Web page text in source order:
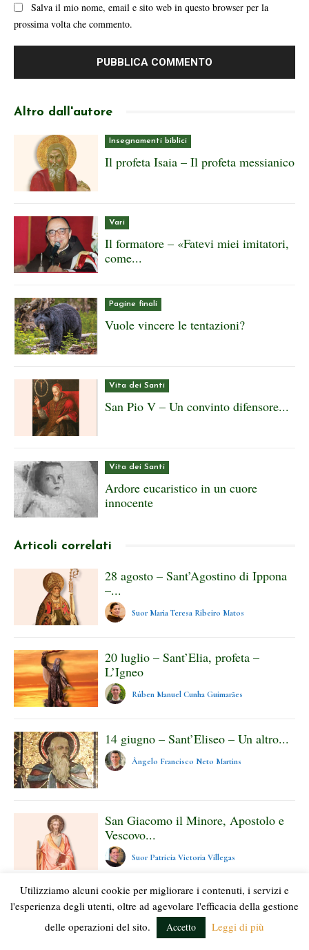
Salva il mio nome, email e sito web in questo browser per la
prossima volta che commento.
Altro dall'autore
Insegnamenti biblici
Il profeta Isaia – Il profeta messianico
Vari
Il formatore – «Fatevi miei imitatori,
come...
Pagine finali
Vuole vincere le tentazioni?
Vita dei Santi
San Pio V – Un convinto difensore...
Vita dei Santi
Ardore eucaristico in un cuore
innocente
Articoli correlati
28 agosto – Sant’Agostino di Ippona
–...
Suor Maria Teresa Ribeiro Matos
20 luglio – Sant’Elia, profeta –
L’Igneo
Rúben Manuel Cunha Guimarães
14 giugno – Sant’Eliseo – Un altro...
Ângelo Francisco Neto Martins
San Giacomo il Minore, Apostolo e
Vescovo...
Suor Patricia Victoria Villegas
Venerabile Maria Teresa González-
Quevedo y Cadarso –...
Suor María José Vicmary Feliz Gómez
Utilizziamo alcuni cookie per migliorare i contenuti, i servizi e
l'esperienza degli utenti, oltre ad agevolare l'efficacia della gestione
delle operazioni del sito.
Accetto Leggi di più